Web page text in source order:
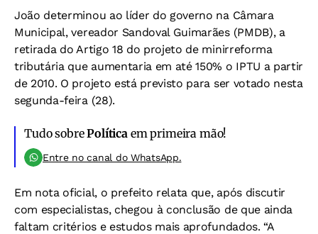
João determinou ao líder do governo na Câmara
Municipal, vereador Sandoval Guimarães (PMDB), a
retirada do Artigo 18 do projeto de minirreforma
tributária que aumentaria em até 150% o IPTU a partir
de 2010. O projeto está previsto para ser votado nesta
segunda-feira (28).
Tudo sobrePolíticaem primeira mão!
Entre no canal do WhatsApp.
Em nota oficial, o prefeito relata que, após discutir
com especialistas, chegou à conclusão de que ainda
faltam critérios e estudos mais aprofundados. “A